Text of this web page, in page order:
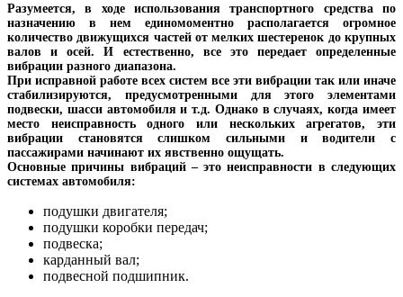
Разумеется, в ходе использования транспортного средства по
назначению в нем единомоментно располагается огромное
количество движущихся частей от мелких шестеренок до крупных
валов и осей. И естественно, все это передает определенные
вибрации разного диапазона.
При исправной работе всех систем все эти вибрации так или иначе
стабилизируются, предусмотренными для этого элементами
подвески, шасси автомобиля и т.д. Однако в случаях, когда имеет
место неисправность одного или нескольких агрегатов, эти
вибрации становятся слишком сильными и водители с
пассажирами начинают их явственно ощущать.
Основные причины вибраций – это неисправности в следующих
системах автомобиля:
подушки двигателя;
подушки коробки передач;
подвеска;
карданный вал;
подвесной подшипник.